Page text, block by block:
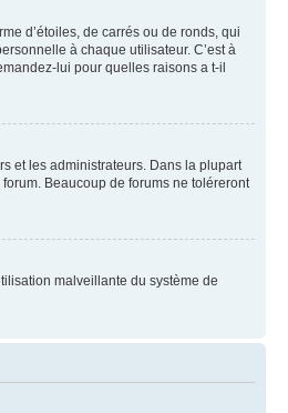
d’étoiles, de carrés ou de ronds, qui
à chaque utilisateur. C’est à
lui pour quelles raisons a t-il
et les administrateurs. Dans la plupart
Beaucoup de forums ne toléreront
malveillante du système de